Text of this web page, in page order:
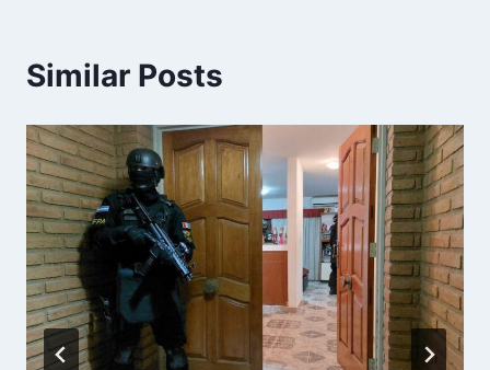
Similar Posts